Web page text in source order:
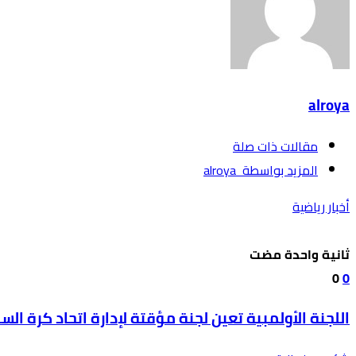
alroya
‫مقالات ذات صلة‬
‫‫المزيد بواسطة‬ ‬ alroya
أخبار رياضية
‫‫‫‏‫ثانية واحدة مضت‬
0
0
اللجنة الأولمبية تعين لجنة مؤقتة لإدارة اتحاد كرة